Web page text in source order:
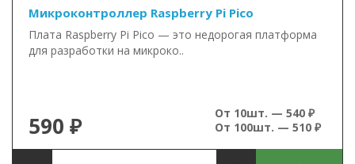
Микроконтроллер Raspberry Pi Pico
Плата Raspberry Pi Pico — это недорогая платформа
для разработки на микроко..
590 ₽
От 10шт. — 540 ₽
От 100шт. — 510 ₽